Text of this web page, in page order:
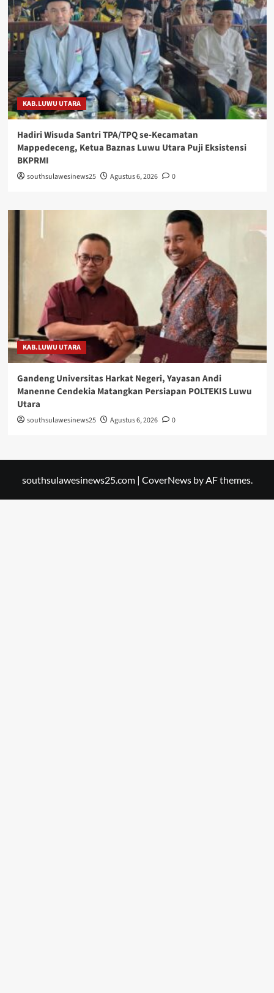
KAB.LUWU UTARA
Hadiri Wisuda Santri TPA/TPQ se-Kecamatan
Mappedeceng, Ketua Baznas Luwu Utara Puji Eksistensi
BKPRMI
southsulawesinews25 Agustus 6, 2026 0
KAB.LUWU UTARA
Gandeng Universitas Harkat Negeri, Yayasan Andi
Manenne Cendekia Matangkan Persiapan POLTEKIS Luwu
Utara
southsulawesinews25 Agustus 6, 2026 0
southsulawesinews25.com | CoverNewsby AF themes.